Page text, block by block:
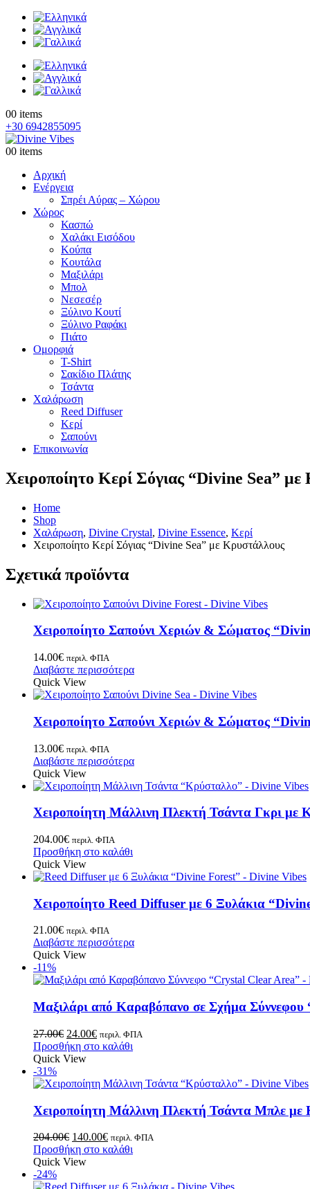
00 items
+30 6942855095
00 items
Αρχική
Ενέργεια
Σπρέι Αύρας – Χώρου
Χώρος
Κασπώ
Χαλάκι Εισόδου
Κούπα
Κουτάλα
Μαξιλάρι
Μπολ
Νεσεσέρ
Ξύλινο Κουτί
Ξύλινο Ραφάκι
Πιάτο
Ομορφιά
T-Shirt
Σακίδιο Πλάτης
Τσάντα
Χαλάρωση
Reed Diffuser
Κερί
Σαπούνι
Επικοινωνία
Χειροποίητο Κερί Σόγιας “Divine Sea”
Home
Shop
Χαλάρωση, Divine Crystal, Divine Essence, Κερί
Χειροποίητο Κερί Σόγιας “Divine Sea” με Κρυστάλλους
Σχετικά προϊόντα
Χειροποίητο Σαπούνι Χεριών & Σώματος
14.00€ περιλ. ΦΠΑ
Διαβάστε περισσότερα
Quick View
Χειροποίητο Σαπούνι Χεριών & Σώματος
13.00€ περιλ. ΦΠΑ
Διαβάστε περισσότερα
Quick View
Χειροποίητη Μάλλινη Πλεκτή Τσάντα Γκρι με
204.00€ περιλ. ΦΠΑ
Προσθήκη στο καλάθι
Quick View
Χειροποίητο Reed Diffuser με 6 Ξυλάκια
21.00€ περιλ. ΦΠΑ
Διαβάστε περισσότερα
Quick View
-11%
Μαξιλάρι από Καραβόπανο σε Σχήμα
27.00€ 24.00€ περιλ. ΦΠΑ
Προσθήκη στο καλάθι
Quick View
-31%
Χειροποίητη Μάλλινη Πλεκτή Τσάντα Μπλε με
204.00€ 140.00€ περιλ. ΦΠΑ
Προσθήκη στο καλάθι
Quick View
-24%